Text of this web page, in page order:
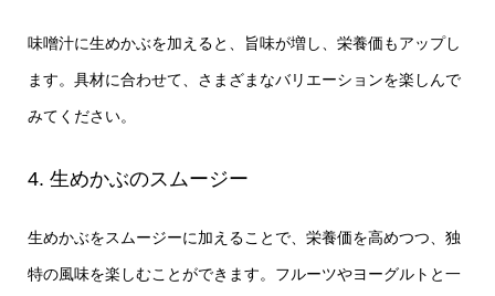
味噌汁に生めかぶを加えると、旨味が増し、栄養価もアップし
ます。具材に合わせて、さまざまなバリエーションを楽しんで
みてください。
4. 生めかぶのスムージー
生めかぶをスムージーに加えることで、栄養価を高めつつ、独
特の風味を楽しむことができます。フルーツやヨーグルトと一